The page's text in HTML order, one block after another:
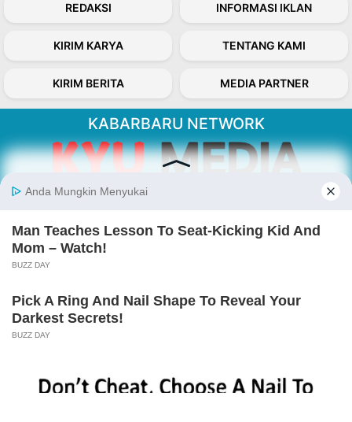
REDAKSI INFORMASI IKLAN
KIRIM KARYA TENTANG KAMI
KIRIM BERITA MEDIA PARTNER
KABARBARU NETWORK
Kabarbaru.co menyajikan berita aktual dan
Follow Kabarbaru